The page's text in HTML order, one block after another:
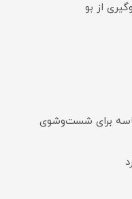
از بو
برای شست‌وشوی